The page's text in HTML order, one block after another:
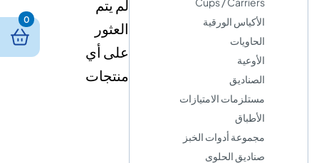
الأكياس الورقية
الحاويات
الأوعية
الصناديق
مستلزمات الامتيازات
الأطباق
مجموعة أدوات الخبز
صناديق الحلوى
لم يتم
العثور
على أي
منتجات
0